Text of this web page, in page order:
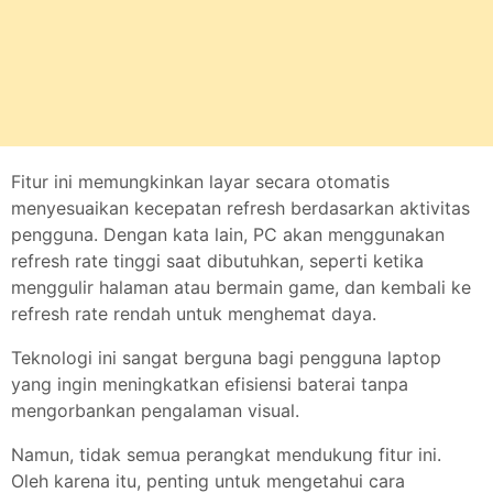
Fitur ini memungkinkan layar secara otomatis
menyesuaikan kecepatan refresh berdasarkan aktivitas
pengguna. Dengan kata lain, PC akan menggunakan
refresh rate tinggi saat dibutuhkan, seperti ketika
menggulir halaman atau bermain game, dan kembali ke
refresh rate rendah untuk menghemat daya.
Teknologi ini sangat berguna bagi pengguna laptop
yang ingin meningkatkan efisiensi baterai tanpa
mengorbankan pengalaman visual.
Namun, tidak semua perangkat mendukung fitur ini.
Oleh karena itu, penting untuk mengetahui cara